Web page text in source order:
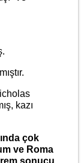
kazı
çok
ve Roma